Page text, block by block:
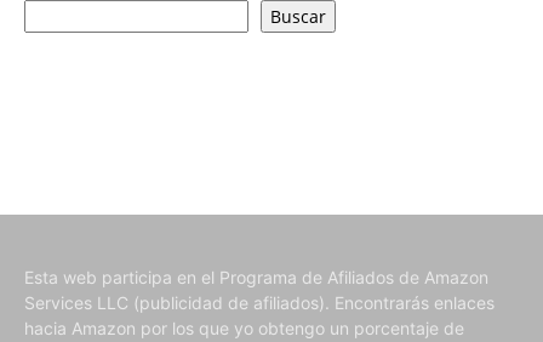
Buscar
Esta web participa en el Programa de Afiliados de Amazon
Services LLC (publicidad de afiliados). Encontrarás enlaces
hacia Amazon por los que yo obtengo un porcentaje de